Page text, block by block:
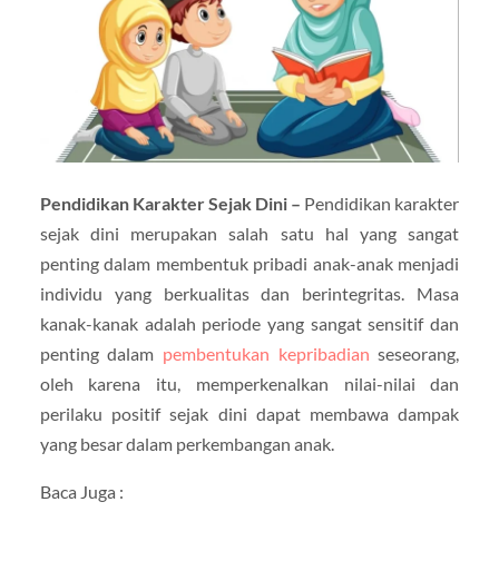
Pendidikan Karakter Sejak Dini – Pendidikan karakter
sejak dini merupakan salah satu hal yang sangat
penting dalam membentuk pribadi anak-anak menjadi
individu yang berkualitas dan berintegritas. Masa
kanak-kanak adalah periode yang sangat sensitif dan
penting dalam pembentukan kepribadian seseorang,
oleh karena itu, memperkenalkan nilai-nilai dan
perilaku positif sejak dini dapat membawa dampak
yang besar dalam perkembangan anak.
Baca Juga :